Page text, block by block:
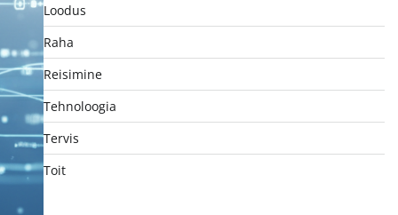
Loodus
Raha
Reisimine
Tehnoloogia
Tervis
Toit